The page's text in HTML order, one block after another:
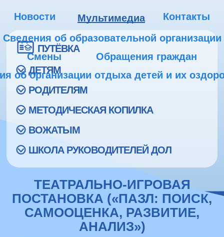
Новости Мультимедиа
Контакты
Сведения об образовательной организации
Смены
Обращения граждан
об организации отдыха детей и их
ПУТЁВКА
ДЕТЯМ
РОДИТЕЛЯМ
МЕТОДИЧЕСКАЯ КОПИЛКА
ВОЖАТЫМ
ШКОЛА РУКОВОДИТЕЛЕЙ ДОЛ
ТЕАТРАЛЬНО-ИГРОВАЯ
ПОСТАНОВКА («ПАЗЛ: ПОИСК,
САМООЦЕНКА, РАЗВИТИЕ,
АНАЛИЗ»)